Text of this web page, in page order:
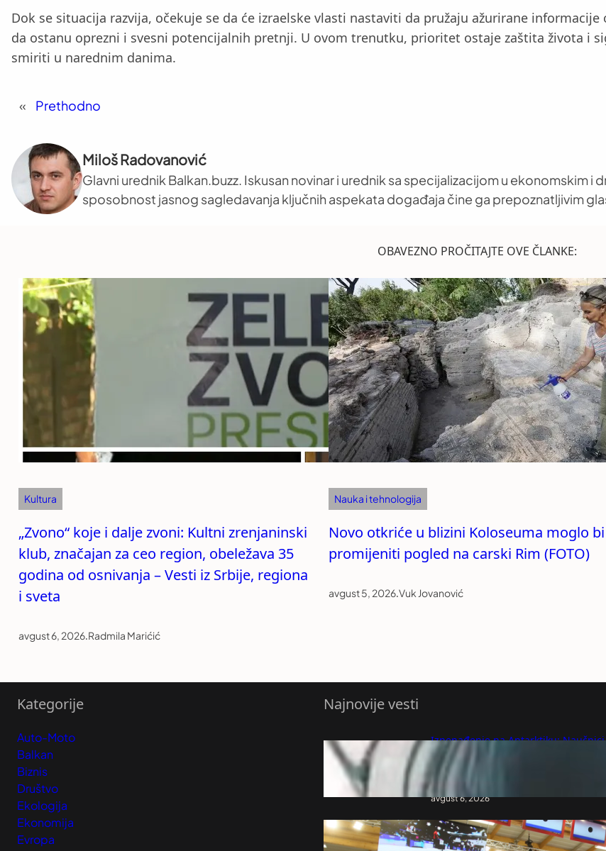
Dok se situacija razvija, očekuje se da će izraelske vlasti nastaviti da pružaju ažurirane
da ostanu oprezni i svesni potencijalnih pretnji. U ovom trenutku, prioritet ostaje zaštita života i
smiriti u narednim danima.
« Prethodno
Miloš Radovanović
Glavni urednik Balkan.buzz. Iskusan novinar i urednik sa specijalizacijom u ekonomskim
sposobnost jasnog sagledavanja ključnih aspekata događaja čine ga prepoznatljivim
OBAVEZNO PROČITAJTE OVE ČLANKE:
Kultura
„Zvono“ koje i dalje zvoni: Kultni zrenjaninski
klub, značajan za ceo region, obeležava 35
godina od osnivanja – Vesti iz Srbije, regiona
i sveta
avgust 6, 2026.Radmila Marićić
Nauka i tehnologija
Novo otkriće u blizini Koloseuma moglo bi
promijeniti pogled na carski Rim (FOTO)
avgust 5, 2026.Vuk Jovanović
Kategorije
Auto-Moto
Balkan
Biznis
Društvo
Ekologija
Ekonomija
Evropa
Najnovije vesti
Iznenađenje na Antarktiku: Naučnici
probušili 183 metra leda, a onda je iz
mraka isplivalo neobično stvorenje
(VIDEO)
avgust 6, 2026
Nezapamćena žetva medalja –
sakupila deset odličja na Evropskom